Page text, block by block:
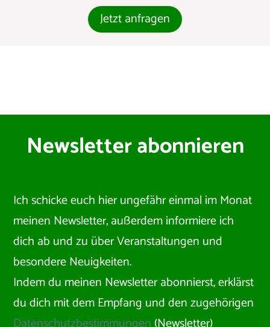
Jetzt anfragen
Newsletter abonnieren
Ich schicke euch hier ungefähr einmal im Monat
meinen Newsletter, außerdem informiere ich
dich ab und zu über Veranstaltungen und
besondere Neuigkeiten.
Indem du meinen Newsletter abonnierst, erklärst
du dich mit dem Empfang und den zugehörigen